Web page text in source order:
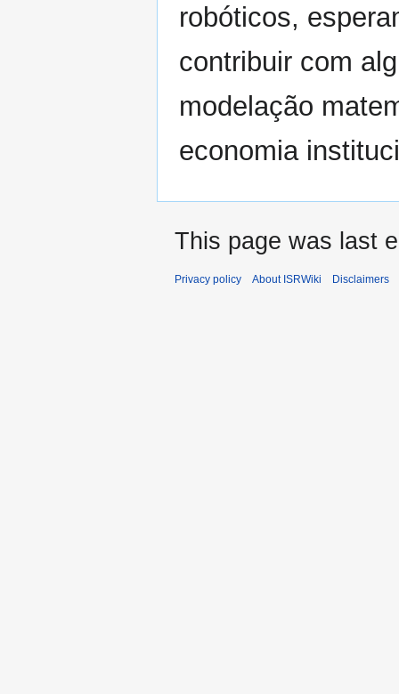
robóticos,
contribuir com
modelação
economia
This page was last
Privacy policy About ISRWiki Disclaimers